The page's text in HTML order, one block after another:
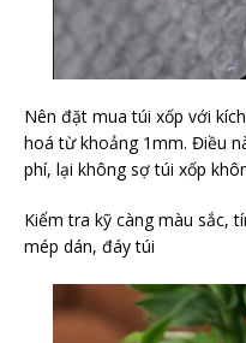
Nên đặt mua túi xốp với
hoá từ khoảng 1mm. Điều
phí, lại không sợ túi xốp
Kiểm tra kỹ càng màu sắc,
mép dán, đáy túi